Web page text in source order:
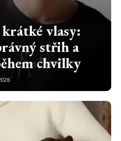
krátké vlasy:
střih a
chvilky